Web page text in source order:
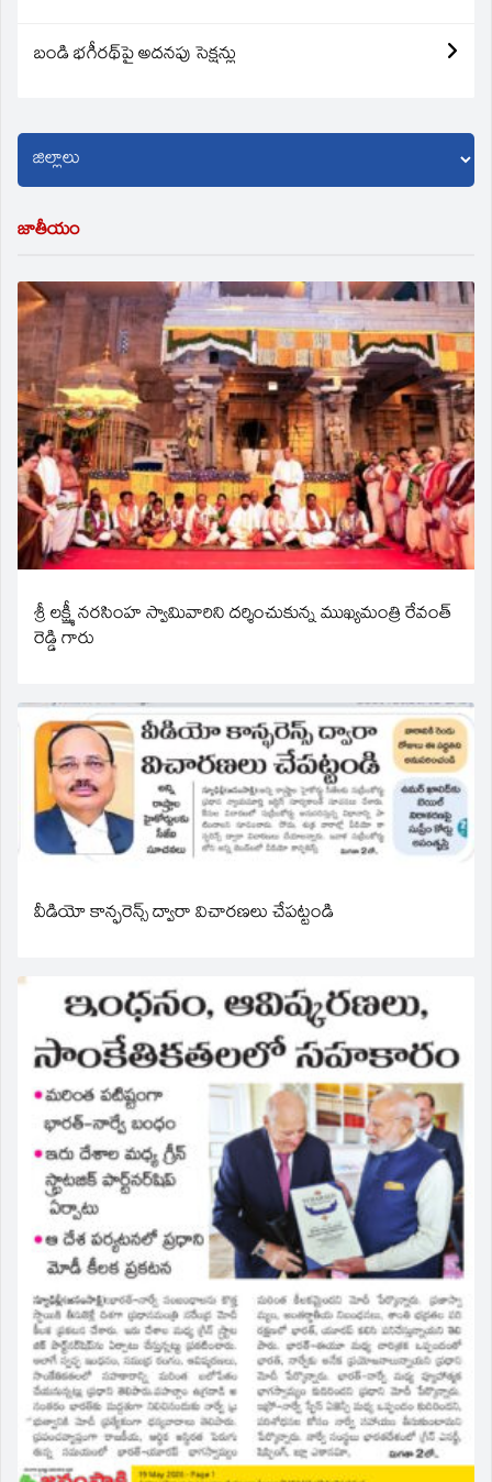
బండి భగీరథ్‌పై అదనపు సెక్షన్లు
జాతీయం
శ్రీ లక్ష్మీ నరసింహ స్వామివారిని దర్శించుకున్న ముఖ్యమంత్రి రేవంత్
రెడ్డి గారు
వీడియో కాన్ఫరెన్స్ ద్వారా విచారణలు చేపట్టండి